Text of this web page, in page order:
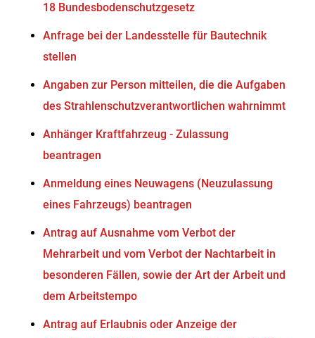
18 Bundesbodenschutzgesetz
Anfrage bei der Landesstelle für Bautechnik
stellen
Angaben zur Person mitteilen, die die Aufgaben
des Strahlenschutzverantwortlichen wahrnimmt
Anhänger Kraftfahrzeug - Zulassung
beantragen
Anmeldung eines Neuwagens (Neuzulassung
eines Fahrzeugs) beantragen
Antrag auf Ausnahme vom Verbot der
Mehrarbeit und vom Verbot der Nachtarbeit in
besonderen Fällen, sowie der Art der Arbeit und
dem Arbeitstempo
Antrag auf Erlaubnis oder Anzeige der